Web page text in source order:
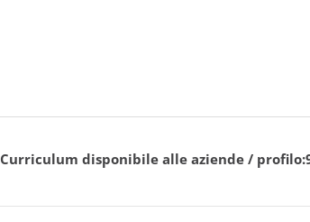
Curriculum disponibile alle aziende /